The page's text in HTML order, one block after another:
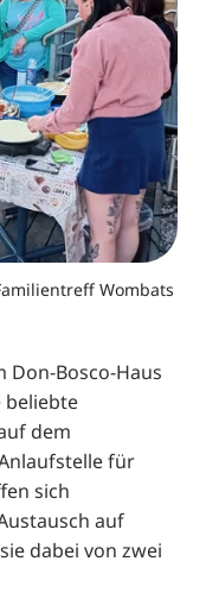
Wombats
Don-Bosco-Haus
beliebte
dem
für
sich
auf
dabei von zwei